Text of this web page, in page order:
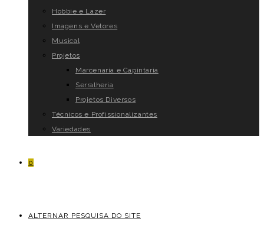
Hobbie e Lazer
Imagens e Vetores
Musical
Projetos
Marcenaria e Capintaria
Serralheria
Projetos Diversos
Técnicos e Profissionalizantes
Variedades
0
ALTERNAR PESQUISA DO SITE